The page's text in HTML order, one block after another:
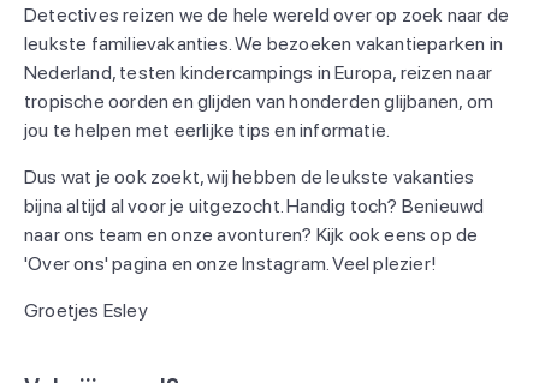
Detectives reizen we de hele wereld over op zoek naar de
leukste familievakanties. We bezoeken vakantieparken in
Nederland, testen kindercampings in Europa, reizen naar
tropische oorden en glijden van honderden glijbanen, om
jou te helpen met eerlijke tips en informatie.
Dus wat je ook zoekt, wij hebben de leukste vakanties
bijna altijd al voor je uitgezocht. Handig toch? Benieuwd
naar ons team en onze avonturen? Kijk ook eens op de
'Over ons' pagina en onze Instagram. Veel plezier!
Groetjes Esley